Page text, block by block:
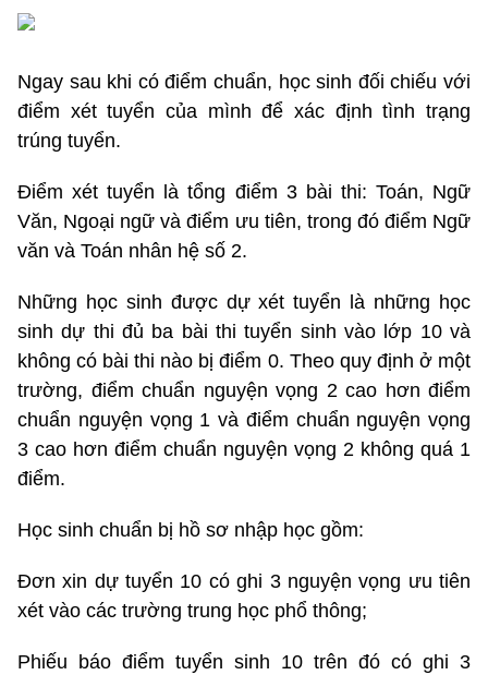
Ngay sau khi có điểm chuẩn, học sinh đối chiếu với
điểm xét tuyển của mình để xác định tình trạng
trúng tuyển.
Điểm xét tuyển là tổng điểm 3 bài thi: Toán, Ngữ
Văn, Ngoại ngữ và điểm ưu tiên, trong đó điểm Ngữ
văn và Toán nhân hệ số 2.
Những học sinh được dự xét tuyển là những học
sinh dự thi đủ ba bài thi tuyển sinh vào lớp 10 và
không có bài thi nào bị điểm 0. Theo quy định ở một
trường, điểm chuẩn nguyện vọng 2 cao hơn điểm
chuẩn nguyện vọng 1 và điểm chuẩn nguyện vọng
3 cao hơn điểm chuẩn nguyện vọng 2 không quá 1
điểm.
Học sinh chuẩn bị hồ sơ nhập học gồm:
Đơn xin dự tuyển 10 có ghi 3 nguyện vọng ưu tiên
xét vào các trường trung học phổ thông;
Phiếu báo điểm tuyển sinh 10 trên đó có ghi 3